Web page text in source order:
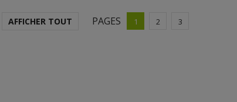
AFFICHER TOUT PAGES 1 2 3